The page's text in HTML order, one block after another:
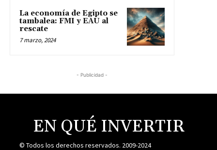
La economía de Egipto se
tambalea: FMI y EAU al
rescate
7 marzo, 2024
- Publicidad -
EN QUÉ INVERTIR
© Todos los derechos reservados. 2009-2024